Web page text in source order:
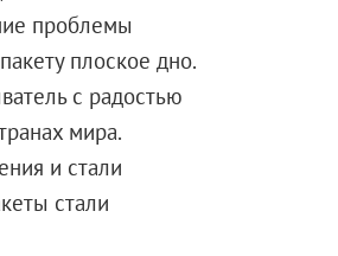
проблемы
плоское дно.
с радостью
мира.
и стали
стали